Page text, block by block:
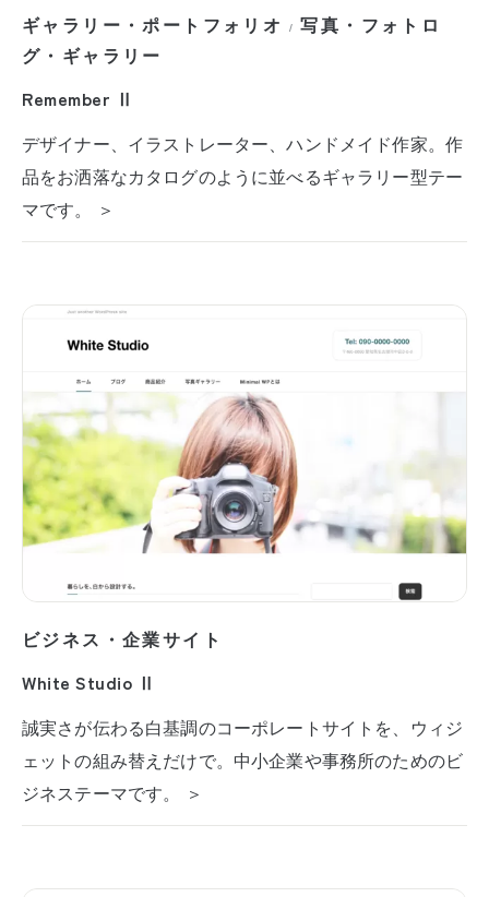
ギャラリー・ポートフォリオ /写真・フォトロ
グ・ギャラリー
Remember Ⅱ
デザイナー、イラストレーター、ハンドメイド作家。作
品をお洒落なカタログのように並べるギャラリー型テー
マです。 ＞
ビジネス・企業サイト
White Studio Ⅱ
誠実さが伝わる白基調のコーポレートサイトを、ウィジ
ェットの組み替えだけで。中小企業や事務所のためのビ
ジネステーマです。 ＞